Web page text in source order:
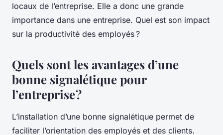
locaux de l’entreprise. Elle a donc une grande
importance dans une entreprise. Quel est son impact
sur la productivité des employés ?
Quels sont les avantages d’une
bonne signalétique pour
l’entreprise ?
L’installation d’une bonne signalétique permet de
faciliter l’orientation des employés et des clients.